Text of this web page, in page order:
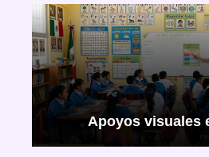
Apoyos visuales